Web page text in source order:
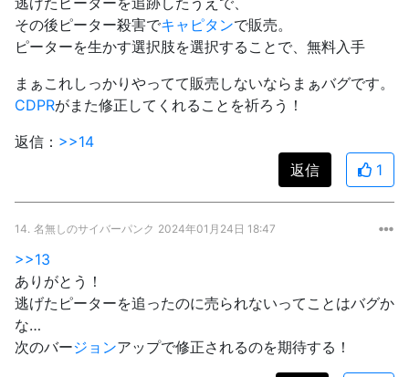
その後ピーター殺害でキャピタンで販売。
ピーターを生かす選択肢を選択することで、無料入手
まぁこれしっかりやってて販売しないならまぁバグです。
CDPRがまた修正してくれることを祈ろう！
返信： >>14
返信
1
14. 名無しのサイバーパンク 2024年01月24日 18:47
>>13
ありがとう！
逃げたピーターを追ったのに売られないってことはバグか
な…
次のバージョンアップで修正されるのを期待する！